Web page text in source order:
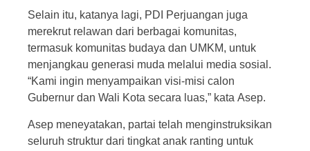
Selain itu, katanya lagi, PDI Perjuangan juga
merekrut relawan dari berbagai komunitas,
termasuk komunitas budaya dan UMKM, untuk
menjangkau generasi muda melalui media sosial.
“Kami ingin menyampaikan visi-misi calon
Gubernur dan Wali Kota secara luas,” kata Asep.
Asep meneyatakan, partai telah menginstruksikan
seluruh struktur dari tingkat anak ranting untuk